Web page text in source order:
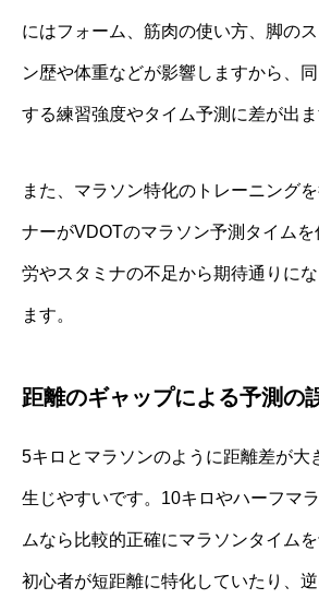
にはフォーム、筋肉の使い方、脚の
ン歴や体重などが影響しますから、
する練習強度やタイム予測に差が出ま
また、マラソン特化のトレーニング
ナーがVDOTのマラソン予測タイム
労やスタミナの不足から期待通りに
ます。
距離のギャップによる予測の
5キロとマラソンのように距離差が大
生じやすいです。10キロやハーフマ
ムなら比較的正確にマラソンタイムを
初心者が短距離に特化していたり、